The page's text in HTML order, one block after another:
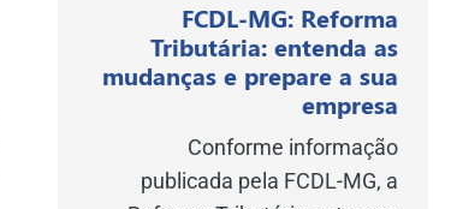
FCDL-MG: Reforma
Tributária: entenda as
mudanças e prepare a sua
empresa
Conforme informação
publicada pela FCDL-MG, a